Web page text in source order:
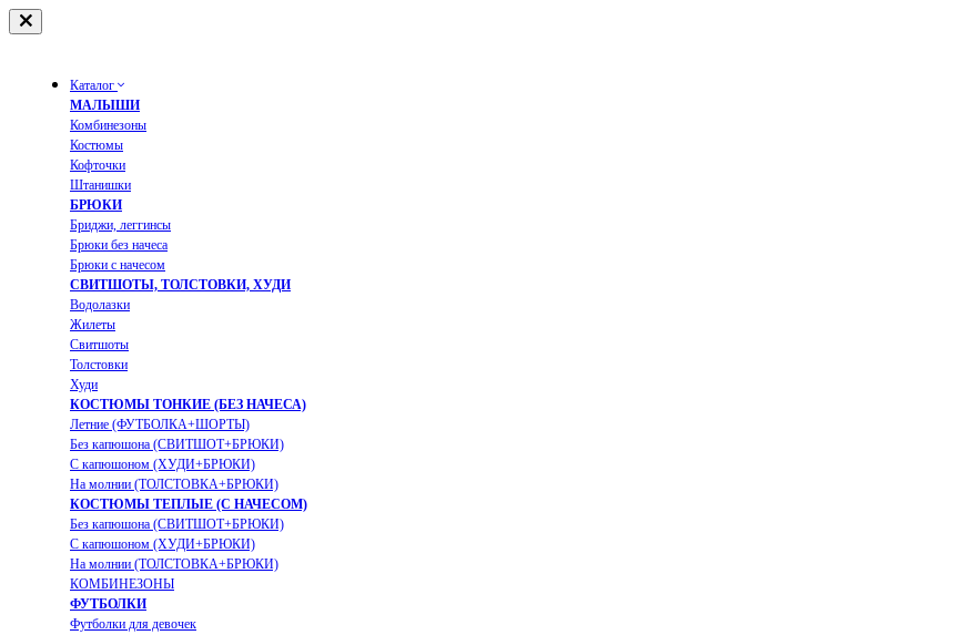
Каталог
МАЛЫШИ
Комбинезоны
Костюмы
Кофточки
Штанишки
БРЮКИ
Бриджи, леггинсы
Брюки без начеса
Брюки с начесом
СВИТШОТЫ, ТОЛСТОВКИ, ХУДИ
Водолазки
Жилеты
Свитшоты
Толстовки
Худи
КОСТЮМЫ ТОНКИЕ (БЕЗ НАЧЕСА)
Летние (ФУТБОЛКА+ШОРТЫ)
Без капюшона (СВИТШОТ+БРЮКИ)
С капюшоном (ХУДИ+БРЮКИ)
На молнии (ТОЛСТОВКА+БРЮКИ)
КОСТЮМЫ ТЕПЛЫЕ (С НАЧЕСОМ)
Без капюшона (СВИТШОТ+БРЮКИ)
С капюшоном (ХУДИ+БРЮКИ)
На молнии (ТОЛСТОВКА+БРЮКИ)
КОМБИНЕЗОНЫ
ФУТБОЛКИ
Футболки для девочек